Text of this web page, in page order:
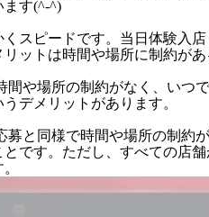
ます(^-^)
スピードです。当日体験入
ットは時間や場所に制約があ
間や場所の制約がなく、いつ
デメリットがあります。
募と同様で時間や場所の制約
です。ただし、すべての店